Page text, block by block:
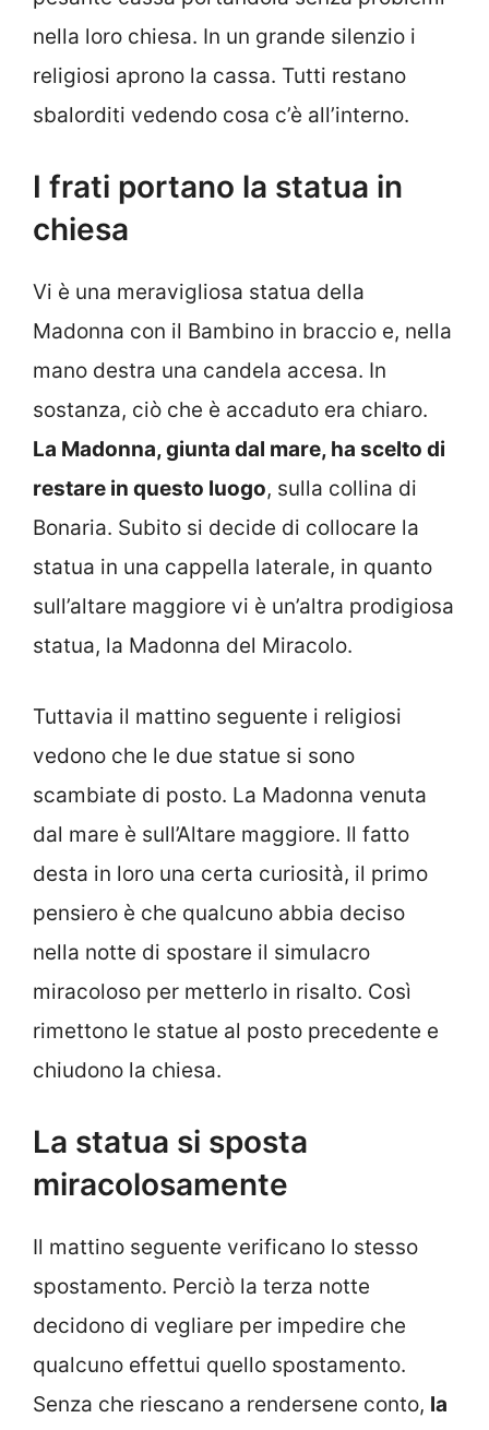
nella loro chiesa. In un grande silenzio i
religiosi aprono la cassa. Tutti restano
sbalorditi vedendo cosa c’è all’interno.
I frati portano la statua in
chiesa
Vi è una meravigliosa statua della
Madonna con il Bambino in braccio e, nella
mano destra una candela accesa. In
sostanza, ciò che è accaduto era chiaro.
La Madonna, giunta dal mare, ha scelto di
restare in questo luogo, sulla collina di
Bonaria. Subito si decide di collocare la
statua in una cappella laterale, in quanto
sull’altare maggiore vi è un’altra prodigiosa
statua, la Madonna del Miracolo.
Tuttavia il mattino seguente i religiosi
vedono che le due statue si sono
scambiate di posto. La Madonna venuta
dal mare è sull’Altare maggiore. Il fatto
desta in loro una certa curiosità, il primo
pensiero è che qualcuno abbia deciso
nella notte di spostare il simulacro
miracoloso per metterlo in risalto. Così
rimettono le statue al posto precedente e
chiudono la chiesa.
La statua si sposta
miracolosamente
Il mattino seguente verificano lo stesso
spostamento. Perciò la terza notte
decidono di vegliare per impedire che
qualcuno effettui quello spostamento.
Senza che riescano a rendersene conto, la